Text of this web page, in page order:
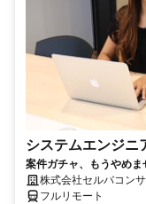
システムエンジニ
案件ガチャ、もうやめ
株式会社セルバコン
フルリモート